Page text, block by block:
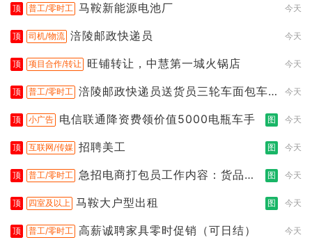
顶 普工/零时工 马鞍新能源电池厂 今天
顶 司机/物流 涪陵邮政快递员 今天
顶 项目合作/转让 旺铺转让，中慧第一城火锅店 今天
顶 普工/零时工 涪陵邮政快递员送货员三轮车面包车
今天
顶 小广告 电信联通降资费领价值5000电瓶车手 图 今天
顶 互联网/传媒 招聘美工 图 今天
顶 普工/零时工 急招电商打包员工作内容：货品分
图 今天
顶 四室及以上 马鞍大户型出租 图 今天
顶 普工/零时工 高薪诚聘家具零时促销（可日结） 今天